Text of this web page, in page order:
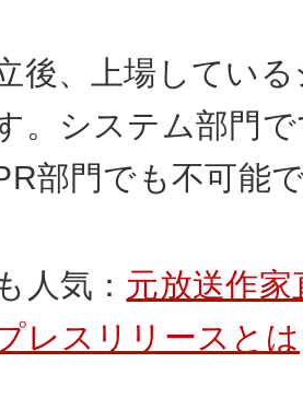
後、上場してい
。システム部門
部門でも不可能
人気： 元放送作
レスリリースとは